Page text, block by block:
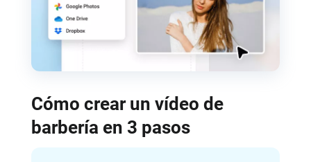
Cómo crear un vídeo de
barbería en 3 pasos